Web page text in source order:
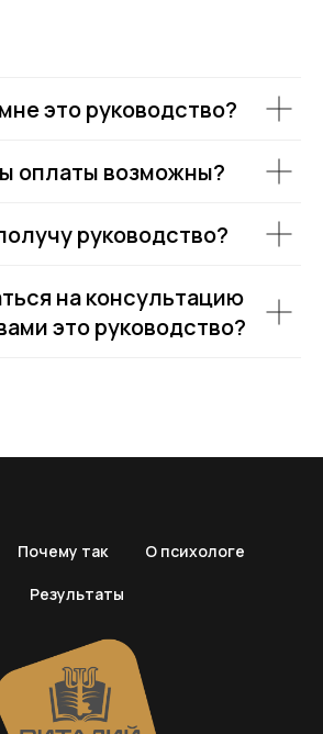
это руководство?
оплаты возможны?
руководство?
на консультацию
это руководство?
Почему так О психологе
Результаты